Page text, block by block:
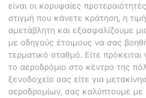
είναι οι κορυφαίες
στιγμή που κάνετε κράτηση, η
αμετάβλητη και εξασφαλίζουμε
με οδηγούς έτοιμους να σας
τερματικό σταθμό. Είτε
το αεροδρόμιο στο κέντρο της
ξενοδοχείο σας είτε για
αεροδρομίων, σας καλύπτουμε με